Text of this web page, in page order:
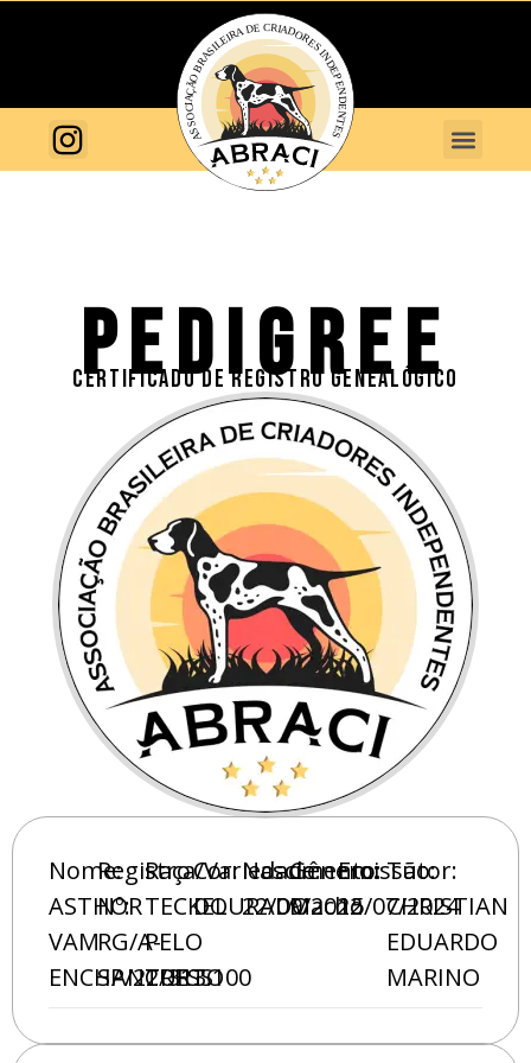
PEDIGREE
CERTIFICADO DE REGISTRO GENEALÓGICO
Nome:
ASTHOR
VAM
ENCHANTRESS
Registro
Nº:
RG/A-
SP/22/313.100
Raça/Variedade:
TECKEL
PELO
CURTO
Cor:
DOURADO
Nascimento:
22/09/2022
Gênero:
Macho
Emissão:
15/07/2024
Tutor:
CHRISTIAN
EDUARDO
MARINO